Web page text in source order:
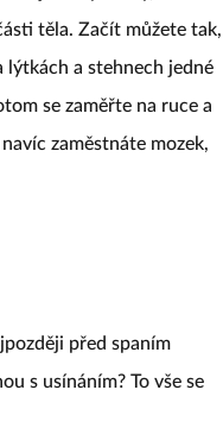
těla. Začít můžete tak,
lýtkách a stehnech jedné
se zaměřte na ruce a
zaměstnáte mozek,
před spaním
s usínáním? To vše se